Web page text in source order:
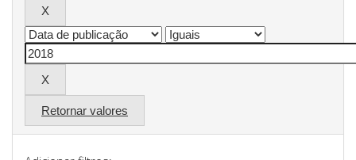
Retornar valores